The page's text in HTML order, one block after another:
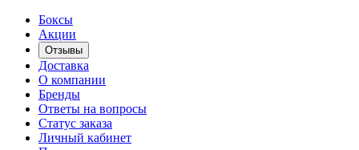
Боксы
Акции
Отзывы
Доставка
О компании
Бренды
Ответы на вопросы
Статус заказа
Личный кабинет